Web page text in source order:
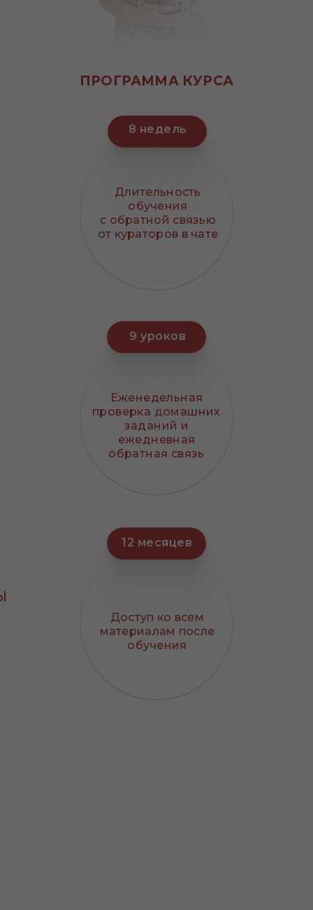
ПРОГРАММА КУРСА
9 уроков
12 месяцев
8 недель
Длительность
обучения
с обратной связью
от кураторов в чате
Еженедельная
проверка домашних
заданий и
ежедневная
обратная связь
Доступ ко всем
материалам после
обучения